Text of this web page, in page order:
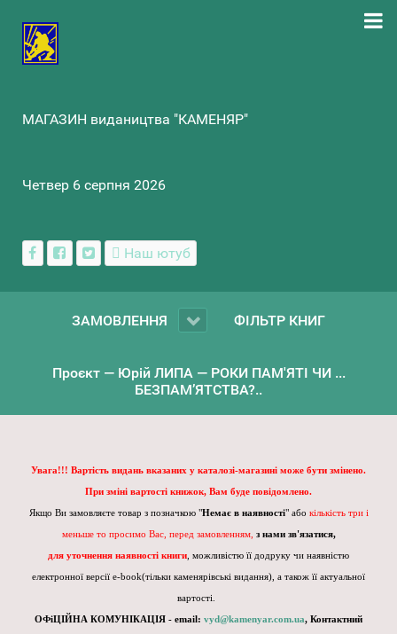
МАГАЗИН видаництва "КАМЕНЯР"
Четвер 6 серпня 2026
Наш ютуб
ЗАМОВЛЕННЯ ФІЛЬТР КНИГ
Проєкт — Юрій ЛИПА — РОКИ ПАМ'ЯТІ ЧИ ...
БЕЗПАМ’ЯТСТВА?..
Увага!!! Вартість видань вказаних у каталозі-магазині може бути змінено.
При зміні вартості книжок, Вам буде повідомлено.
Якщо Ви замовляєте товар з позначкою "Немає в наявності" або кількість три і
меньше то просимо Вас, перед замовленням, з нами зв'язатися,
для уточнення наявності книги , можливістю її додруку чи наявністю
електронної версії e-book(тільки каменярівські видання), а також її актуальної
вартості.
ОФіЦІЙНА КОМУНІКАЦІЯ - email: vyd@kamenyar.com.ua, Контактний